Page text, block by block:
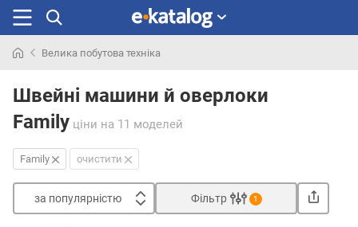
раніше
Велика побутова техніка
Швейні машини й оверлоки
Family ціни на 11 моделей
Family очистити
за популярністю Фільтр 1